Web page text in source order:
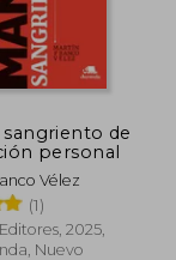
sangriento de
personal
Vélez
(1)
2025,
Nuevo